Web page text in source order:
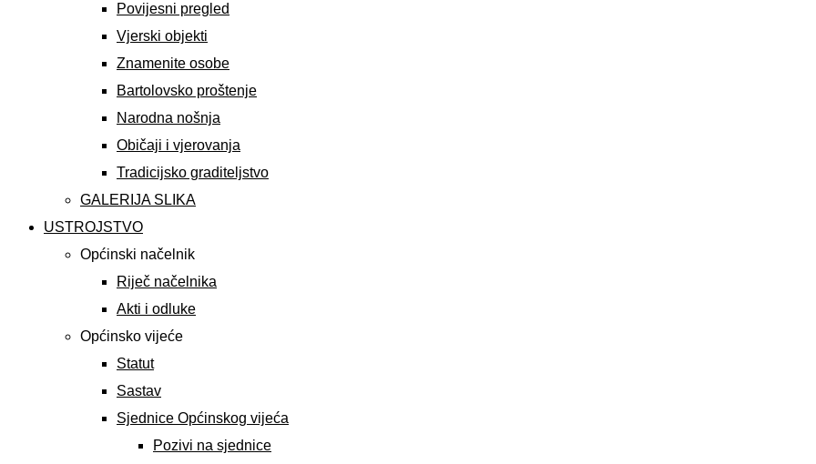
Povijesni pregled
Vjerski objekti
Znamenite osobe
Bartolovsko proštenje
Narodna nošnja
Običaji i vjerovanja
Tradicijsko graditeljstvo
GALERIJA SLIKA
USTROJSTVO
Općinski načelnik
Riječ načelnika
Akti i odluke
Općinsko vijeće
Statut
Sastav
Sjednice Općinskog vijeća
Pozivi na sjednice